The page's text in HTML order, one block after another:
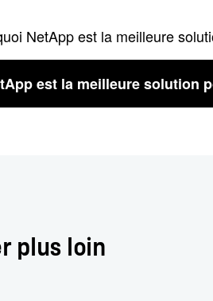
NetApp est la meilleure
est la meilleure solution
plus loin